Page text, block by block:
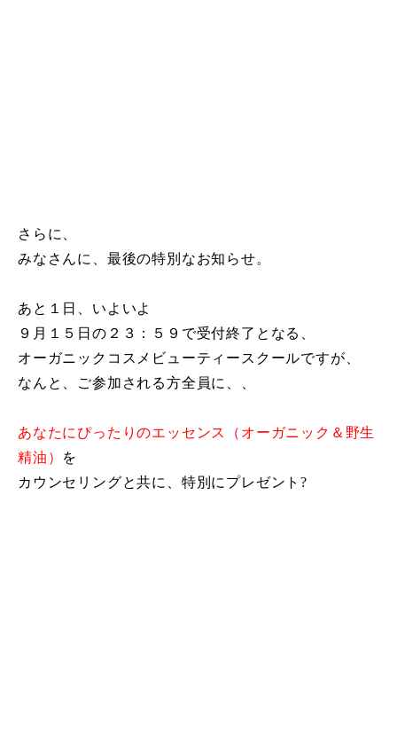
さらに、
みなさんに、最後の特別なお知らせ。
あと１日、いよいよ
９月１５日の２３：５９で受付終了となる、
オーガニックコスメビューティースクールですが、
なんと、ご参加される方全員に、、
あなたにぴったりのエッセンス（オーガニック＆野生
精油） を
カウンセリングと共に、特別にプレゼント?